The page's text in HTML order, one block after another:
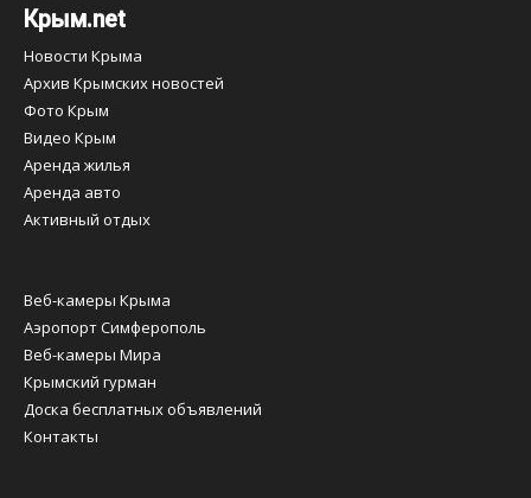
Крым.net
Новости Крыма
Архив Крымских новостей
Фото Крым
Видео Крым
Аренда жилья
Аренда авто
Активный отдых
Веб-камеры Крыма
Аэропорт Симферополь
Веб-камеры Мира
Крымский гурман
Доска бесплатных объявлений
Контакты